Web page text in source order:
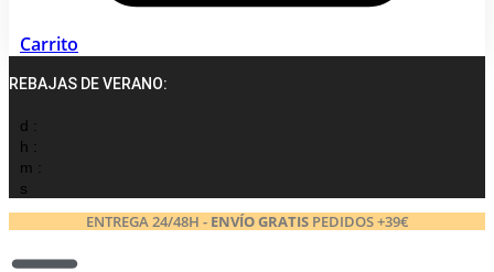
Carrito
REBAJAS DE VERANO:
d :
h :
m :
s
ENTREGA 24/48H - ENVÍO GRATISPEDIDOS +39€